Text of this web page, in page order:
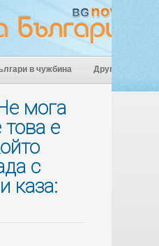
в чужбина Други
мога
е
с
каза: